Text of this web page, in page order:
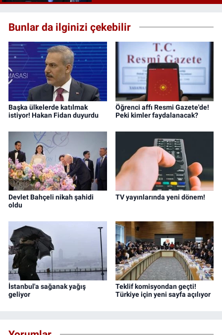
Bunlar da ilginizi çekebilir
Başka ülkelerde katılmak
istiyor! Hakan Fidan duyurdu
Öğrenci affı Resmi Gazete'de!
Peki kimler faydalanacak?
Devlet Bahçeli nikah şahidi
oldu
TV yayınlarında yeni dönem!
İstanbul'a sağanak yağış
geliyor
Teklif komisyondan geçti!
Türkiye için yeni sayfa açılıyor